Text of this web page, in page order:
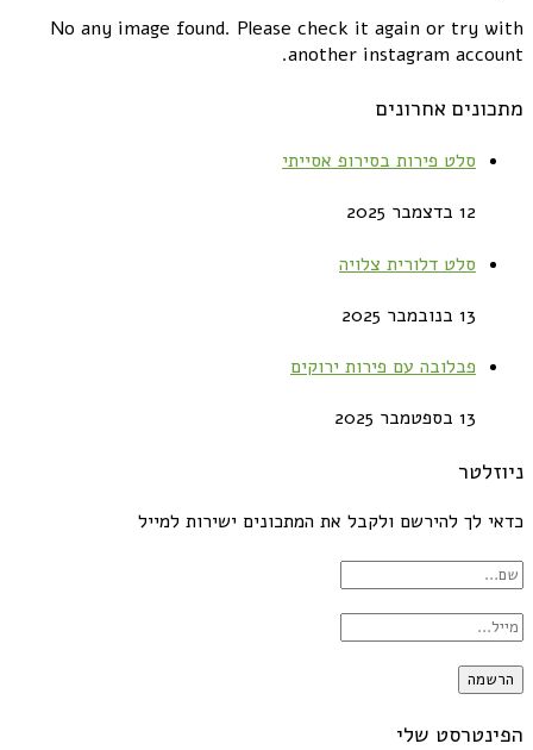
No any image found. Please check it again or try with
another instagram account.
מתכונים אחרונים
סלט פירות בסירופ אסייתי
12 בדצמבר 2025
סלט דלורית צלויה
13 בנובמבר 2025
פבלובה עם פירות ירוקים
13 בספטמבר 2025
ניוזלטר
כדאי לך להירשם ולקבל את המתכונים ישירות למייל
הפינטרסט שלי